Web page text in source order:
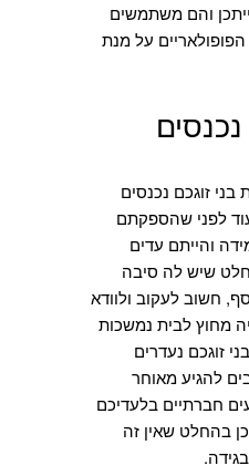
והם משתמשים
על מנת
זוגכם נכנסים
לפני שהספקתם
והייתם עדים
שיש לה סיבה
חשוב לעקוב ולוודא
מחוץ לבית נמשכות
זוגכם נעדרים
להגיע מאוחר
חברתיים בלעדיכם
בהחלט שאין זה